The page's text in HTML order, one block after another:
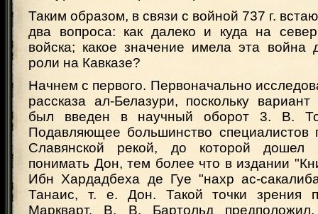
Таким образом, в связи с войной 737 г.
два вопроса: как далеко и куда на
войска; какое значение имела эта
роли на Кавказе?
Начнем с первого. Первоначально
рассказа ал-Белазури, поскольку
был введен в научный оборот 3. В.
Подавляющее большинство специалистов
Славянской рекой, до которой дошел
понимать Дон, тем более что в издании
Ибн Хардадбеха де Гуе "нахр ас-
Танаис, т. е. Дон. Такой точки зрения
Маркварт. В. В. Бартольд